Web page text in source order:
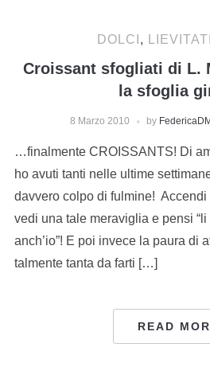
DOLCI ,
Croissant sfogliati di L.
la sfoglia
8 Marzo 2010 by FedericaDM
…finalmente CROISSANTS! Di
ho avuti tanti nelle ultime
davvero colpo di fulmine! Accendi
vedi una tale meraviglia e pensi
anch’io”! E poi invece la paura di
talmente tanta da farti […]
READ